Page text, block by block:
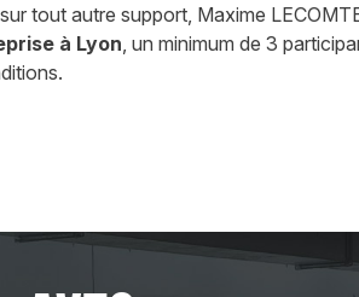
sur tout autre support, Maxime
à Lyon , un minimum de 3